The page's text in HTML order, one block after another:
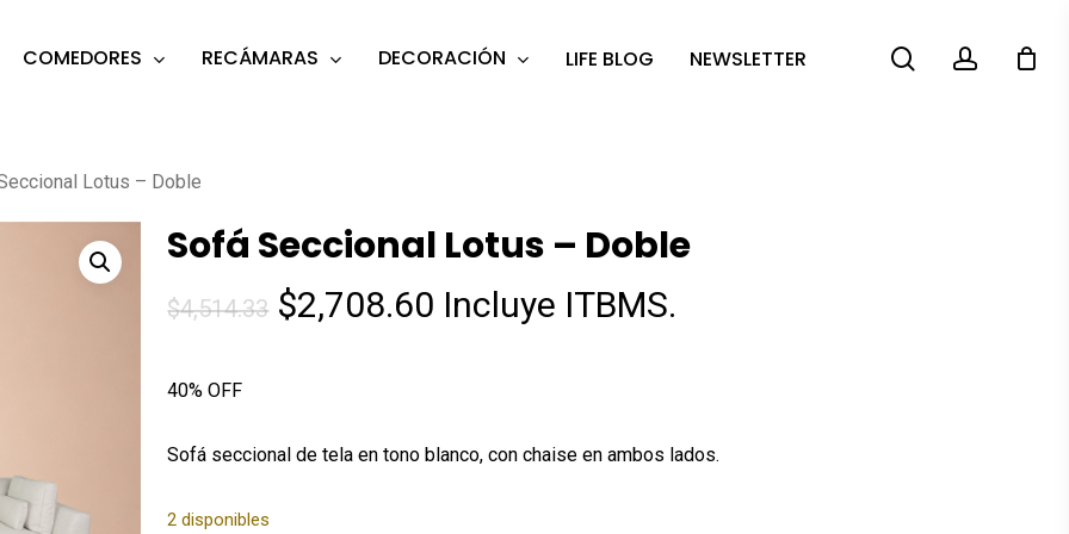
COMEDORES RECÁMARAS DECORACIÓN LIFE BLOG NEWSLETTER searchaccount
Lotus – Doble
Sofá Seccional Lotus – Doble
$4,514.33 El
$4,514.33.
$2,708.60 El
$2,708.60.
Incluye ITBMS.
40% OFF
Sofá seccional de tela en tono blanco, con chaise en ambos lados.
2 disponibles